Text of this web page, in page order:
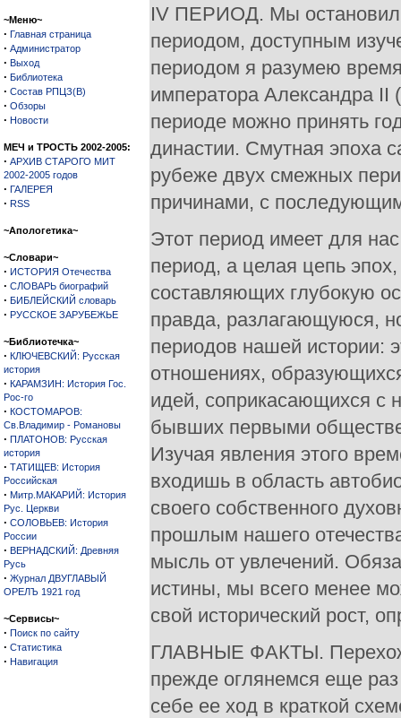
~Меню~
· Главная страница
· Администратор
· Выход
· Библиотека
· Состав РПЦЗ(В)
· Обзоры
· Новости
МЕЧ и ТРОСТЬ 2002-2005:
· АРХИВ СТАРОГО МИТ
2002-2005 годов
· ГАЛЕРЕЯ
· RSS
~Апологетика~
~Словари~
· ИСТОРИЯ Отечества
· СЛОВАРЬ биографий
· БИБЛЕЙСКИЙ словарь
· РУССКОЕ ЗАРУБЕЖЬЕ
~Библиотечка~
· КЛЮЧЕВСКИЙ: Русская
история
· КАРАМЗИН: История Гос.
Рос-го
· КОСТОМАРОВ:
Св.Владимир - Романовы
· ПЛАТОНОВ: Русская
история
· ТАТИЩЕВ: История
Российская
· Митр.МАКАРИЙ: История
Рус. Церкви
· СОЛОВЬЕВ: История
России
· ВЕРНАДСКИЙ: Древняя
Русь
· Журнал ДВУГЛАВЫЙ
ОРЕЛЪ 1921 год
~Сервисы~
· Поиск по сайту
· Статистика
· Навигация
IV ПЕРИОД. Мы
периодом, доступным
периодом я разумею
императора Александра II
периоде можно принять
династии. Смутная эпоха
рубеже двух смежных
причинами, с
Этот период имеет для
период, а целая цепь
составляющих глубокую
правда, разлагающуюся,
периодов нашей истории:
отношениях,
идей, соприкасающихся с
бывших первыми
Изучая явления этого
входишь в область
своего собственного
прошлым нашего
мысль от увлечений.
истины, мы всего менее
свой исторический рост,
ГЛАВНЫЕ ФАКТЫ.
прежде оглянемся еще
себе ее ход в краткой